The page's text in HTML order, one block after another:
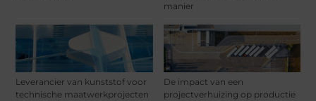
manier
Leverancier van kunststof voor
technische maatwerkprojecten
De impact van een
projectverhuizing op productie